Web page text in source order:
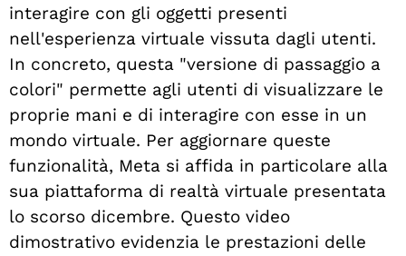
interagire con gli oggetti presenti
nell'esperienza virtuale vissuta dagli utenti.
In concreto, questa "versione di passaggio a
colori" permette agli utenti di visualizzare le
proprie mani e di interagire con esse in un
mondo virtuale. Per aggiornare queste
funzionalità, Meta si affida in particolare alla
sua piattaforma di realtà virtuale presentata
lo scorso dicembre. Questo video
dimostrativo evidenzia le prestazioni delle